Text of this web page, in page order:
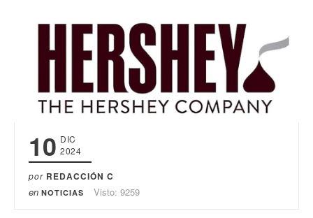
10 DIC
2024
por REDACCIÓN C
en NOTICIAS Visto: 9259